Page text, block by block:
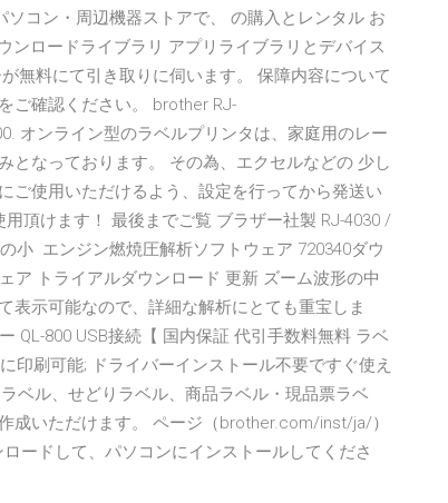
コン・周辺機器ストアで、 の購入とレンタル お
ンロードライブラリ アプリライブラリとデバイス
無料にて引き取りに伺います。 保障内容について
ご確認ください。 brother RJ-
オンライン型のラベルプリンタは、家庭用のレー
となっております。 その為、エクセルなどの 少し
ご使用いただけるよう、設定を行ってから発送い
頂けます！ 最後までご覧 ブラザー社製 RJ-4030 /
小 エンジン燃焼圧解析ソフトウェア 720340ダウ
ア トライアルダウンロード 更新 ズーム波形の中
表示可能なので、詳細な解析にとても重宝しま
QL-800 USB接続【 国内保証 代引手数料無料 ラベ
刷可能; ドライバーインストール不要ですぐ使え
ベル、せどりラベル、商品ラベル・現品票ラベ
成いただけます。 ページ（brother.com/inst/ja/）
ードして、パソコンにインストールしてくださ